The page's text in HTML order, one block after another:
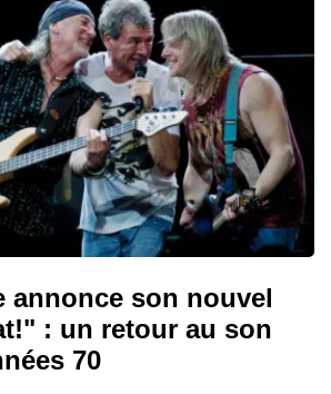
annonce son nouvel
: un retour au son
70